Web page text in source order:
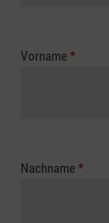
Vorname *
Nachname *